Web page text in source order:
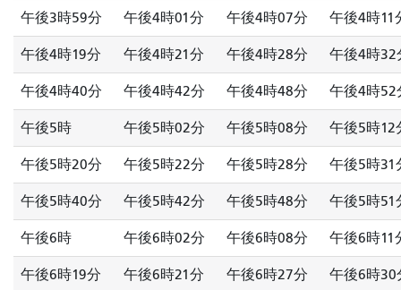
午後3時59分 午後4時01分 午後4時07分 午後4時11
午後4時19分 午後4時21分 午後4時28分 午後4時32
午後4時40分 午後4時42分 午後4時48分 午後4時52
午後5時 午後5時02分 午後5時08分 午後5時12
午後5時20分 午後5時22分 午後5時28分 午後5時31
午後5時40分 午後5時42分 午後5時48分 午後5時51
午後6時 午後6時02分 午後6時08分 午後6時11
午後6時19分 午後6時21分 午後6時27分 午後6時30